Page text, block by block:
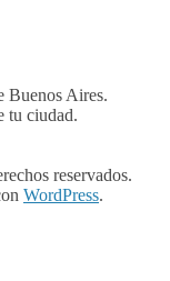
Buenos Aires.
tu ciudad.
reservados.
WordPress.